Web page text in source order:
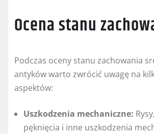
Ocena stanu
Podczas oceny stanu zachowania
antyków warto zwrócić uwagę na
aspektów:
Uszkodzenia mechaniczne:
pęknięcia i inne uszkodzenia